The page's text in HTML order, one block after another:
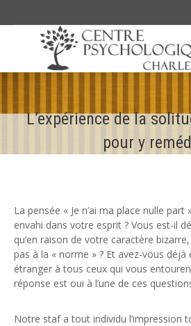
L’expérience de la
pour y
La pensée « Je n’ai ma place nulle
envahi dans votre esprit ? Vous est-il
qu’en raison de votre caractère
pas à la « norme » ? Et avez-vous déjà
étranger à tous ceux qui vous
réponse est oui à l’une de ces
Notre staf a tout individu l’impression